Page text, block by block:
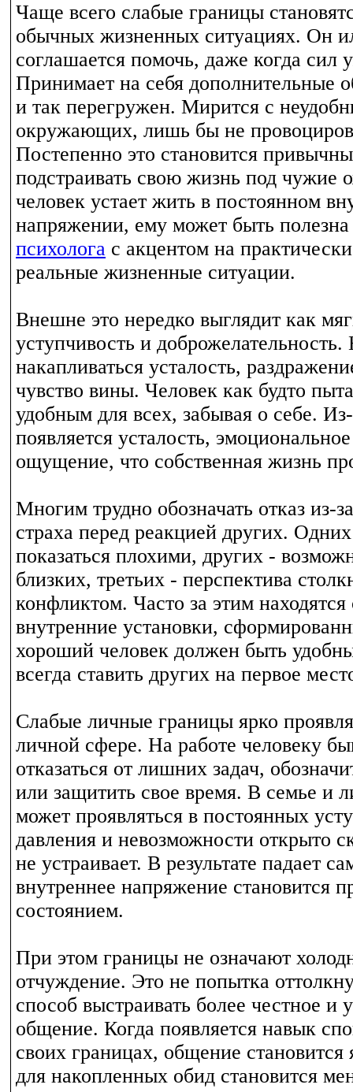
Чаще всего слабые границы
обычных жизненных ситуациях. Он
соглашается помочь, даже когда сил
Принимает на себя дополнительные
и так перегружен. Мирится с
окружающих, лишь бы не
Постепенно это становится
подстраивать свою жизнь под чужие
человек устает жить в постоянном
напряжении, ему может быть
психолога с акцентом на
реальные жизненные ситуации.
Внешне это нередко выглядит как
уступчивость и
накапливаться усталость,
чувство вины. Человек как будто
удобным для всех, забывая о себе. Из-
появляется усталость,
ощущение, что собственная жизнь
Многим трудно обозначать отказ из-
страха перед реакцией других.
показаться плохими, других -
близких, третьих - перспектива
конфликтом. Часто за этим находятся
внутренние установки,
хороший человек должен быть
всегда ставить других на первое
Слабые личные границы ярко
личной сфере. На работе человеку
отказаться от лишних задач,
или защитить свое время. В семье и
может проявляться в постоянных
давления и невозможности открыто
не устраивает. В результате падает
внутреннее напряжение становится
состоянием.
При этом границы не означают
отчуждение. Это не попытка
способ выстраивать более честное и
общение. Когда появляется навык
своих границах, общение становится
для накопленных обид становится